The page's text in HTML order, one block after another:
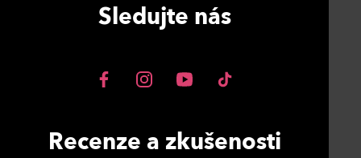
Sledujte nás
Recenze a zkušenosti